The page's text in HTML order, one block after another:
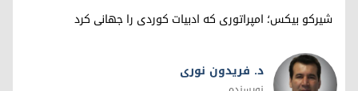
شیرکو بیکس؛ امپراتوری کە ادبیات کوردی را جهانی کرد
د. فریدون نوری